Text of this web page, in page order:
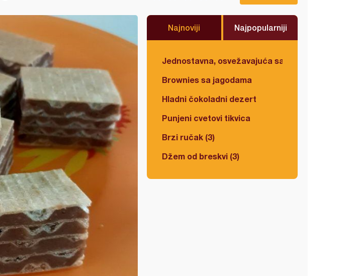
Najnoviji Najpopularniji
Jednostavna, osvežavajuća salata
Brownies sa jagodama
Hladni čokoladni dezert
Punjeni cvetovi tikvica
Brzi ručak (3)
Džem od breskvi (3)